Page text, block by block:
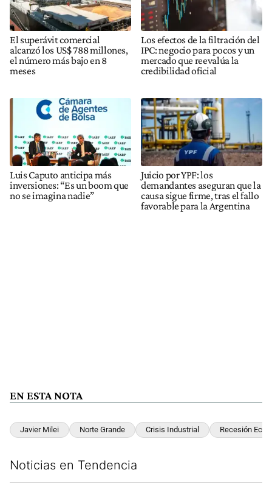
El superávit comercial
alcanzó los US$ 788 millones,
el número más bajo en 8
meses
Los efectos de la filtración del
IPC: negocio para pocos y un
mercado que reevalúa la
credibilidad oficial
Luis Caputo anticipa más
inversiones: “Es un boom que
no se imagina nadie”
Juicio por YPF: los
demandantes aseguran que la
causa sigue firme, tras el fallo
favorable para la Argentina
EN ESTA NOTA
Javier Milei Norte Grande Crisis Industrial Recesión
Noticias en Tendencia